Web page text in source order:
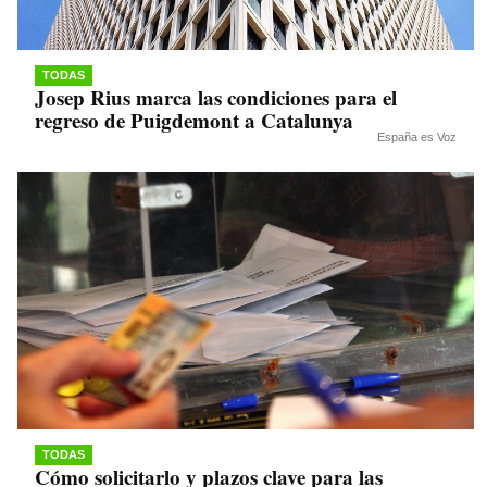
TODAS
Josep Rius marca las condiciones para el
regreso de Puigdemont a Catalunya
España es Voz
TODAS
Cómo solicitarlo y plazos clave para las